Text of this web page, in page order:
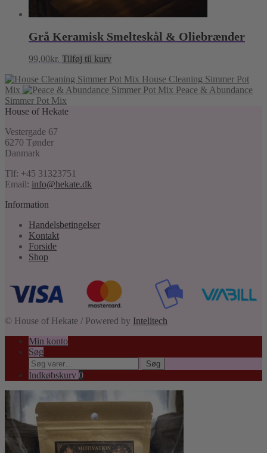
Grå Keramisk Smelteskål & Oliebrænder
99,00kr. Tilføj til kurv
House Cleaning Simmer Pot
Mix
Peace & Abundance
Simmer Pot Mix
House of Hekate
Vestergade 67
6270 Tønder
Danmark
Tlf: +45 31323751
Email: info@hekate.dk
Information
Handelsbetingelser
Kontakt
Forside
Shop
© House of Hekate / Powered by Intelitech
Min konto
Søg
Søg
efter:
Søg
Indkøbskurv 0